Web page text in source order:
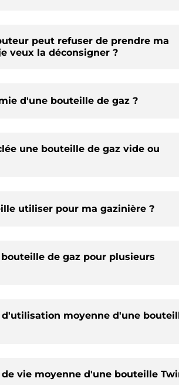
peut refuser de prendre ma
veux la déconsigner ?
d'une bouteille de gaz ?
une bouteille de gaz vide ou
utiliser pour ma gazinière ?
de gaz pour plusieurs
moyenne d'une
vie moyenne d'une bouteille